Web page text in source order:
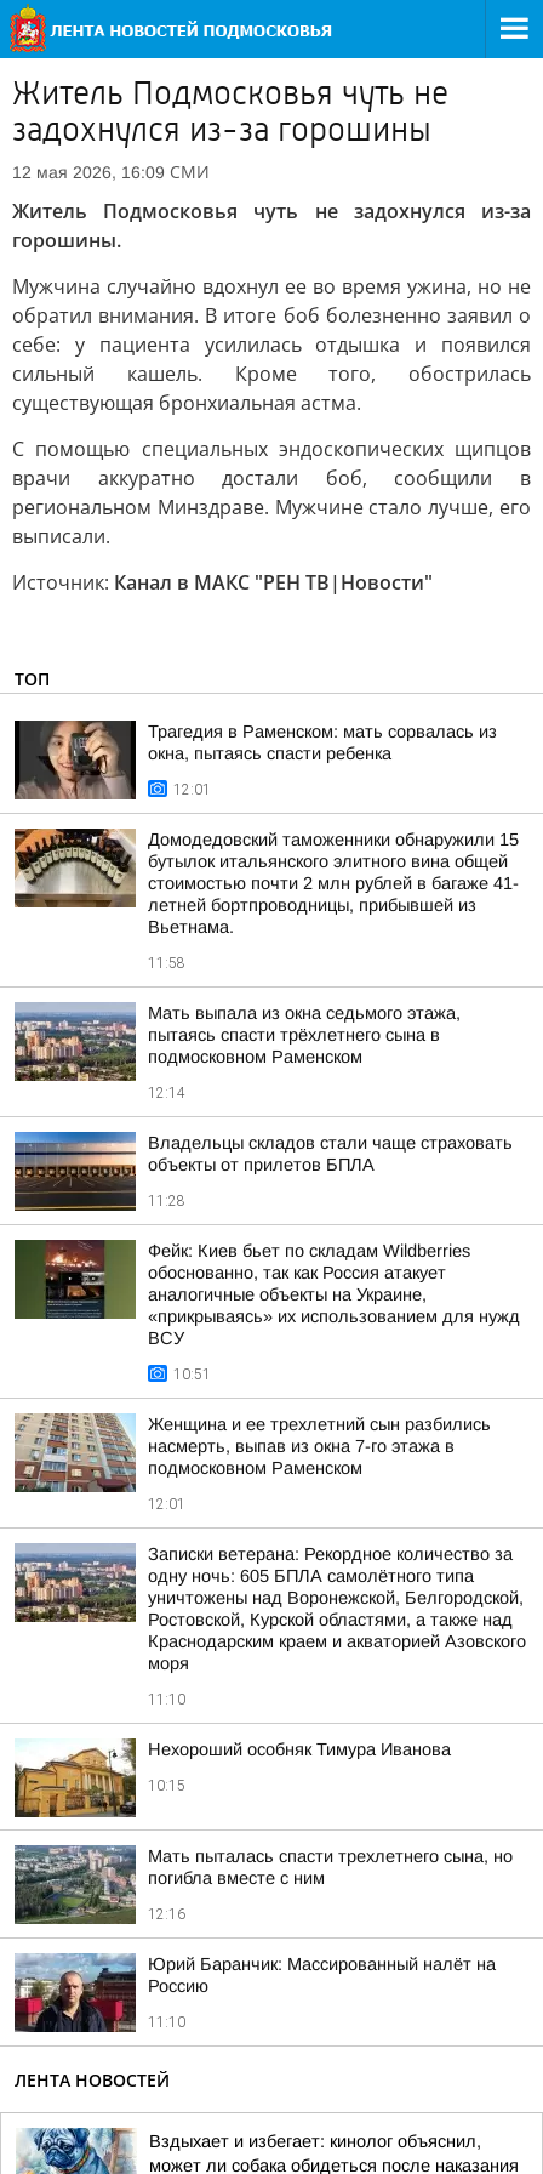
Житель Подмосковья чуть не
задохнулся из-за горошины
12 мая 2026, 16:09 СМИ
Житель Подмосковья чуть не задохнулся из-за
горошины.
Мужчина случайно вдохнул ее во время ужина, но не
обратил внимания. В итоге боб болезненно заявил о
себе: у пациента усилилась отдышка и появился
сильный кашель. Кроме того, обострилась
существующая бронхиальная астма.
С помощью специальных эндоскопических щипцов
врачи аккуратно достали боб, сообщили в
региональном Минздраве. Мужчине стало лучше, его
выписали.
Источник: Канал в МАКС "РЕН ТВ|Новости"
ТОП
Трагедия в Раменском: мать сорвалась из
окна, пытаясь спасти ребенка
12:01
Домодедовский таможенники обнаружили 15
бутылок итальянского элитного вина общей
стоимостью почти 2 млн рублей в багаже 41-
летней бортпроводницы, прибывшей из
Вьетнама.
11:58
Мать выпала из окна седьмого этажа,
пытаясь спасти трёхлетнего сына в
подмосковном Раменском
12:14
Владельцы складов стали чаще страховать
объекты от прилетов БПЛА
11:28
Фейк: Киев бьет по складам Wildberries
обоснованно, так как Россия атакует
аналогичные объекты на Украине,
«прикрываясь» их использованием для нужд
ВСУ
10:51
Женщина и ее трехлетний сын разбились
насмерть, выпав из окна 7-го этажа в
подмосковном Раменском
12:01
Записки ветерана: Рекордное количество за
одну ночь: 605 БПЛА самолётного типа
уничтожены над Воронежской, Белгородской,
Ростовской, Курской областями, а также над
Краснодарским краем и акваторией Азовского
моря
11:10
Нехороший особняк Тимура Иванова
10:15
Мать пыталась спасти трехлетнего сына, но
погибла вместе с ним
12:16
Юрий Баранчик: Массированный налёт на
Россию
11:10
ЛЕНТА НОВОСТЕЙ
Вздыхает и избегает: кинолог объяснил,
может ли собака обидеться после наказания